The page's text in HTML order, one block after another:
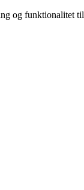
og funktionalitet